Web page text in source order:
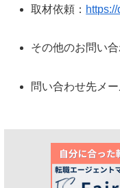
取材依頼：
その他のお問い合
問い合わせ先メ